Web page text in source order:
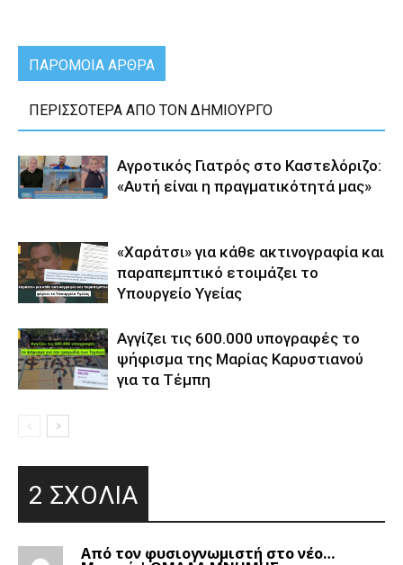
ΠΑΡΟΜΟΙΑ ΑΡΘΡΑ
ΠΕΡΙΣΣΟΤΕΡΑ ΑΠΟ ΤΟΝ ΔΗΜΙΟΥΡΓΟ
Αγροτικός Γιατρός στο Καστελόριζο:
«Αυτή είναι η πραγματικότητά μας»
«Χαράτσι» για κάθε ακτινογραφία και
παραπεμπτικό ετοιμάζει το
Υπουργείο Υγείας
Αγγίζει τις 600.000 υπογραφές το
ψήφισμα της Μαρίας Καρυστιανού
για τα Τέμπη
2 ΣΧΟΛΙΑ
Από τον φυσιογνωμιστή στο νέο…